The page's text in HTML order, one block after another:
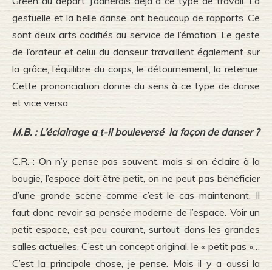
gestuelle et la belle danse ont beaucoup de rapports .Ce
sont deux arts codifiés au service de l’émotion. Le geste
de l’orateur et celui du danseur travaillent également sur
la grâce, l’équilibre du corps, le détournement, la retenue.
Cette prononciation donne du sens à ce type de danse
et vice versa.
M.B. : L’éclairage a t-il bouleversé la façon de danser ?
C.R. : On n’y pense pas souvent, mais si on éclaire à la
bougie, l’espace doit être petit, on ne peut pas bénéficier
d’une grande scène comme c’est le cas maintenant. Il
faut donc revoir sa pensée moderne de l’espace. Voir un
petit espace, est peu courant, surtout dans les grandes
salles actuelles. C’est un concept original, le « petit pas »…
C’est la principale chose, je pense. Mais il y a aussi la